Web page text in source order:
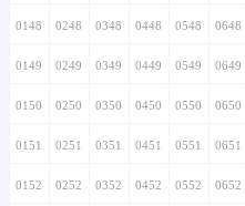
0148 0248 0348 0448 0548 0648
0149 0249 0349 0449 0549 0649
0150 0250 0350 0450 0550 0650
0151 0251 0351 0451 0551 0651
0152 0252 0352 0452 0552 0652